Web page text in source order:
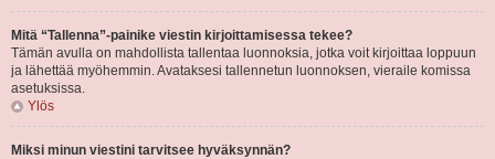
Mitä “Tallenna”-painike viestin kirjoittamisessa tekee?
Tämän avulla on mahdollista tallentaa luonnoksia, jotka voit kirjoittaa loppuun
ja lähettää myöhemmin. Avataksesi tallennetun luonnoksen, vieraile komissa
asetuksissa.
Ylös
Miksi minun viestini tarvitsee hyväksynnän?